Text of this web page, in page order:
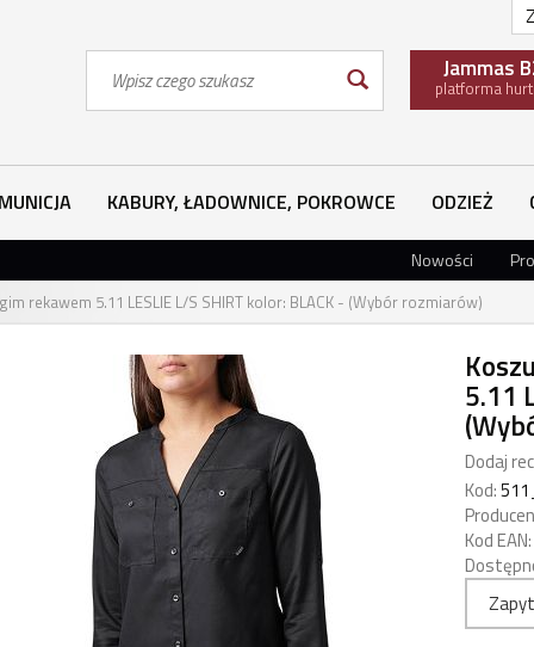
Jammas
platforma
KABURY, ŁADOWNICE, POKROWCE ODZIEŻ
Nowości
rekawem 5.11 LESLIE L/S SHIRT kolor: BLACK - (Wybór rozmiarów)
5.11
Dodaj
Kod:
Kod EAN: